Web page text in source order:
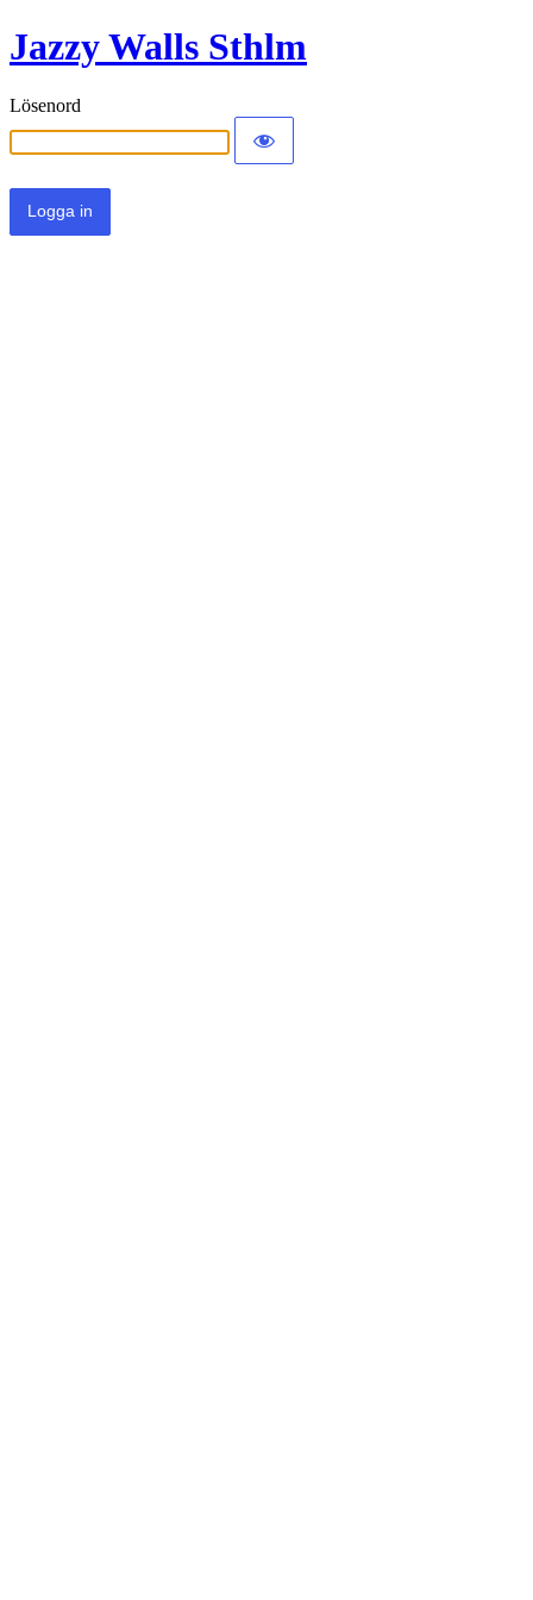
Jazzy Walls Sthlm
Lösenord